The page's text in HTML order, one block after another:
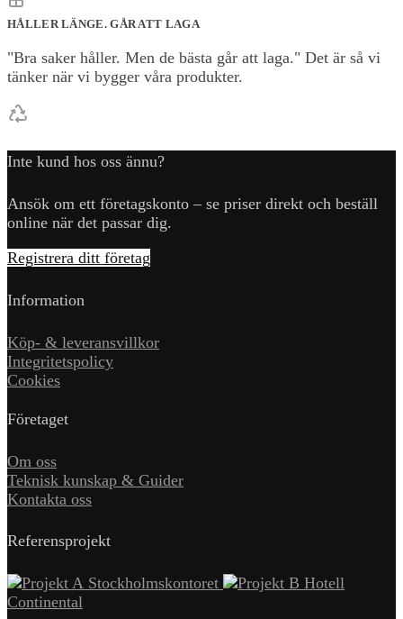
HÅLLER LÄNGE. GÅR ATT LAGA
"Bra saker håller. Men de bästa går att laga." Det är så vi
tänker när vi bygger våra produkter.
Inte kund hos oss ännu?
Ansök om ett företagskonto – se priser direkt och beställ
online när det passar dig.
Registrera ditt företag
Information
Köp- & leveransvillkor
Integritetspolicy
Cookies
Företaget
Om oss
Teknisk kunskap & Guider
Kontakta oss
Referensprojekt
Stockholmskontoret
Hotell
Continental